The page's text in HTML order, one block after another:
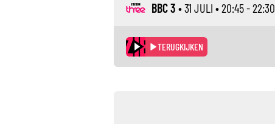
BBC 3 •31 JULI • 20:45 - 22:30
TERUGKIJKEN